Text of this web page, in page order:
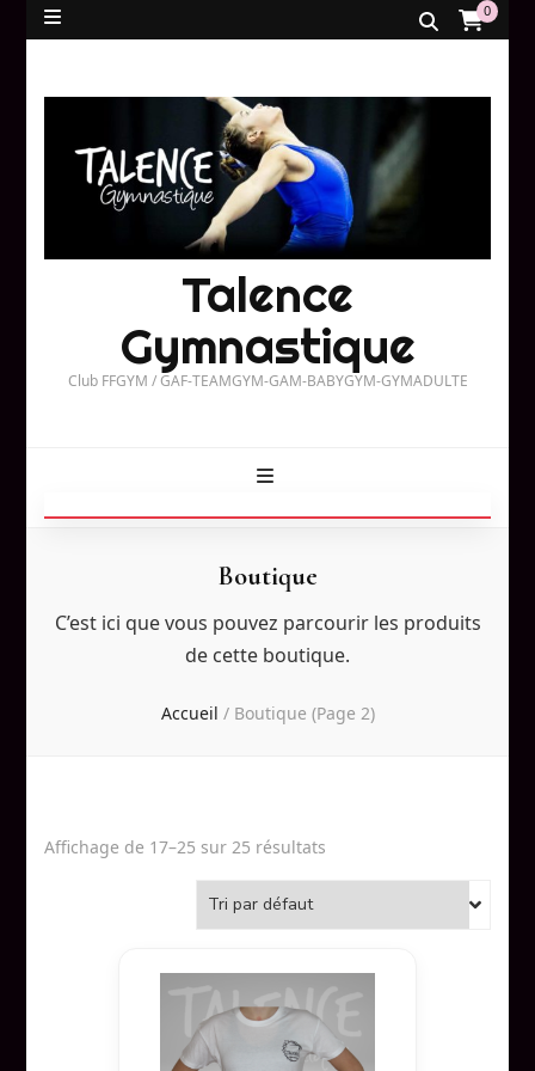
0
Talence
Gymnastique
Club FFGYM / GAF-TEAMGYM-GAM-BABYGYM-GYMADULTE
Boutique
C’est ici que vous pouvez parcourir les produits
de cette boutique.
Accueil / Boutique (Page 2)
Affichage de 17–25 sur 25 résultats
Ce
produit